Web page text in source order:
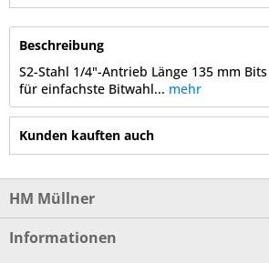
Beschreibung
S2-Stahl 1/4"-Antrieb Länge 135 mm
für einfachste Bitwahl... mehr
Kunden kauften auch
HM Müllner
Informationen